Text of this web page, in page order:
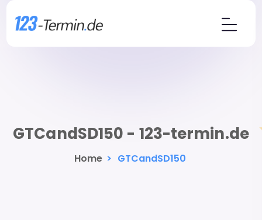
GTCandSD150 - 123-termin.de
Home > GTCandSD150